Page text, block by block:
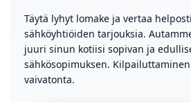
Täytä lyhyt lomake ja vertaa
sähköyhtiöiden tarjouksia.
juuri sinun kotiisi sopivan ja
sähkösopimuksen.
vaivatonta.